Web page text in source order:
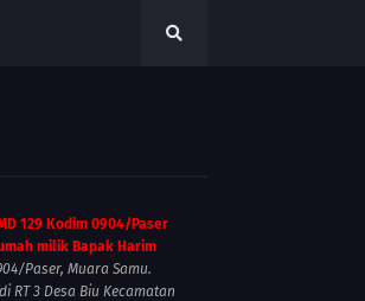
129 Kodim 0904/Paser
milik Bapak Harim
Paser, Muara Samu.
RT 3 Desa Biu Kecamatan